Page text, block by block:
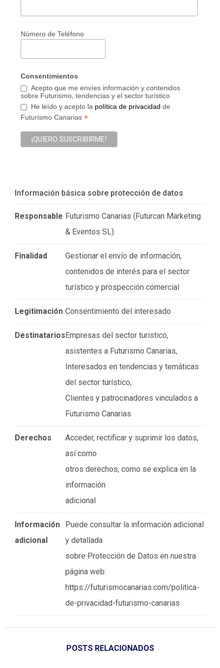
Número de Teléfono
Consentimientos
Acepto que me envíes información y contenidos
sobre Futurismo, tendencias y el sector turístico
He leído y acepto la política de privacidad de
Futurismo Canarias *
Información básica sobre protección de datos
Responsable Futurismo Canarias (Futurcan Marketing
& Eventos SL).
Finalidad
Gestionar el envío de información,
contenidos de interés para el sector
turístico y prospección comercial
Legitimación Consentimiento del interesado
Destinatarios Empresas del sector turistico,
asistentes a Futurismo Canarias,
Interesados en tendencias y temáticas
del sector turístico,
Clientes y patrocinadores vinculados a
Futurismo Canarias
Derechos
Acceder, rectificar y suprimir los datos,
así como
otros derechos, como se explica en la
información
adicional
Información
adicional
Puede consultar la información adicional
y detallada
sobre Protección de Datos en nuestra
página web:
https://futurismocanarias.com/politica-
de-privacidad-futurismo-canarias
POSTS RELACIONADOS